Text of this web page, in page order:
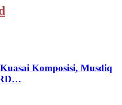
Komposisi, Musdiq